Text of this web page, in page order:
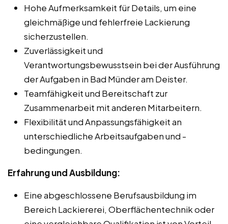
Hohe Aufmerksamkeit für Details, um eine
gleichmäßige und fehlerfreie Lackierung
sicherzustellen.
Zuverlässigkeit und
Verantwortungsbewusstsein bei der Ausführung
der Aufgaben in Bad Münder am Deister.
Teamfähigkeit und Bereitschaft zur
Zusammenarbeit mit anderen Mitarbeitern.
Flexibilität und Anpassungsfähigkeit an
unterschiedliche Arbeitsaufgaben und -
bedingungen.
Erfahrung und Ausbildung:
Eine abgeschlossene Berufsausbildung im
Bereich Lackiererei, Oberflächentechnik oder